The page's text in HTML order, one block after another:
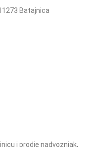
Batajnica
i prodje nadvoznjak,